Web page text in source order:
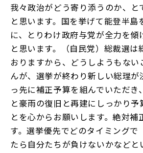
我々政治がどう寄り添うのか、と
と思います。国を挙げて能登半島
に、とりわけ政府与党が全力を傾
と思います。（自民党）総裁選は
おりますから、どうしようもない
んが、選挙が終わり新しい総理が
っ先に補正予算を組んでいただき
と豪雨の復旧と再建にしっかり予
とを心からお願いします。絶対補
す。選挙優先でどのタイミングで
たら自分たちが負けないかなどと